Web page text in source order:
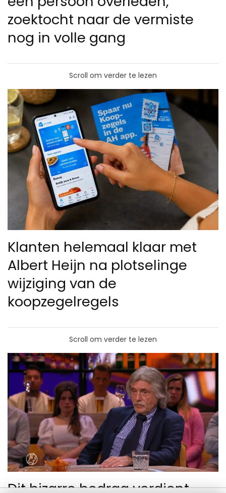
zoektocht naar de vermiste
nog in volle gang
Scroll om verder te lezen
Klanten helemaal klaar met
Albert Heijn na plotselinge
wijziging van de
koopzegelregels
Scroll om verder te lezen
Dit bizarre bedrag verdient